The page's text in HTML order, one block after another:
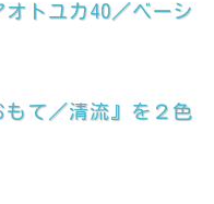
オトユカ40／ベーシ
もて／清流』を２色